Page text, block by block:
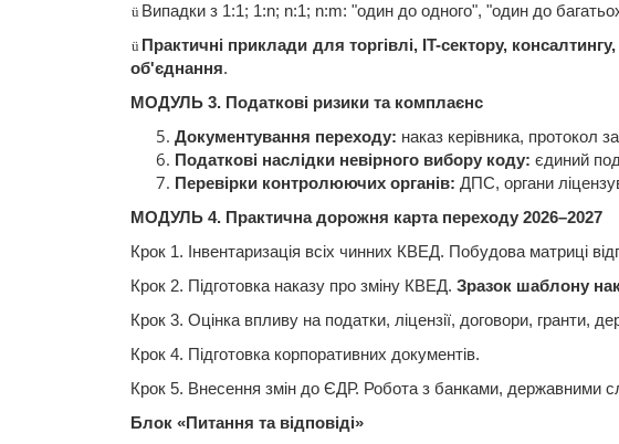
ü Випадки з 1:1; 1:n; n:1; n:m: "один до одного", "один до
ü Практичні приклади для торгівлі, IT-сектору,
об'єднання.
МОДУЛЬ 3. Податкові ризики та комплаєнс
Документування переходу: наказ керівника, протокол
Податкові наслідки невірного вибору коду: єдиний
Перевірки контролюючих органів: ДПС, органи
МОДУЛЬ 4. Практичнадорожня карта переходу 2026–2027
Крок 1. Інвентаризація всіх чинних КВЕД. Побудова матриці
Крок 2. Підготовка наказу про зміну КВЕД. Зразок шаблону
Крок 3. Оцінка впливу на податки, ліцензії, договори, гранти,
Крок 4. Підготовка корпоративних документів.
Крок 5. Внесення змін до ЄДР. Робота з банками, державними
Блок «Питання та відповіді»